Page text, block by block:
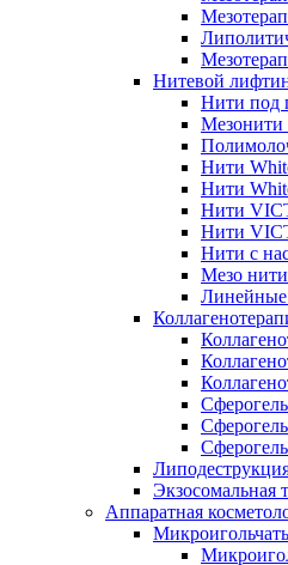
Нитевой
Нити под
Мезонити
Нити
Нити
Нити
Нити
Нити с
Мезо
Линейные
Экзосомальная
Аппаратная